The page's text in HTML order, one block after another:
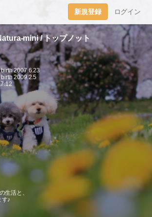
新規登録 ログイン
mini / トップノット
2007.6.23
2009.2.5
生活と、
♪